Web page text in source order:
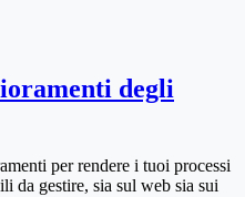
degli
per rendere i tuoi processi
da gestire, sia sul web sia sui